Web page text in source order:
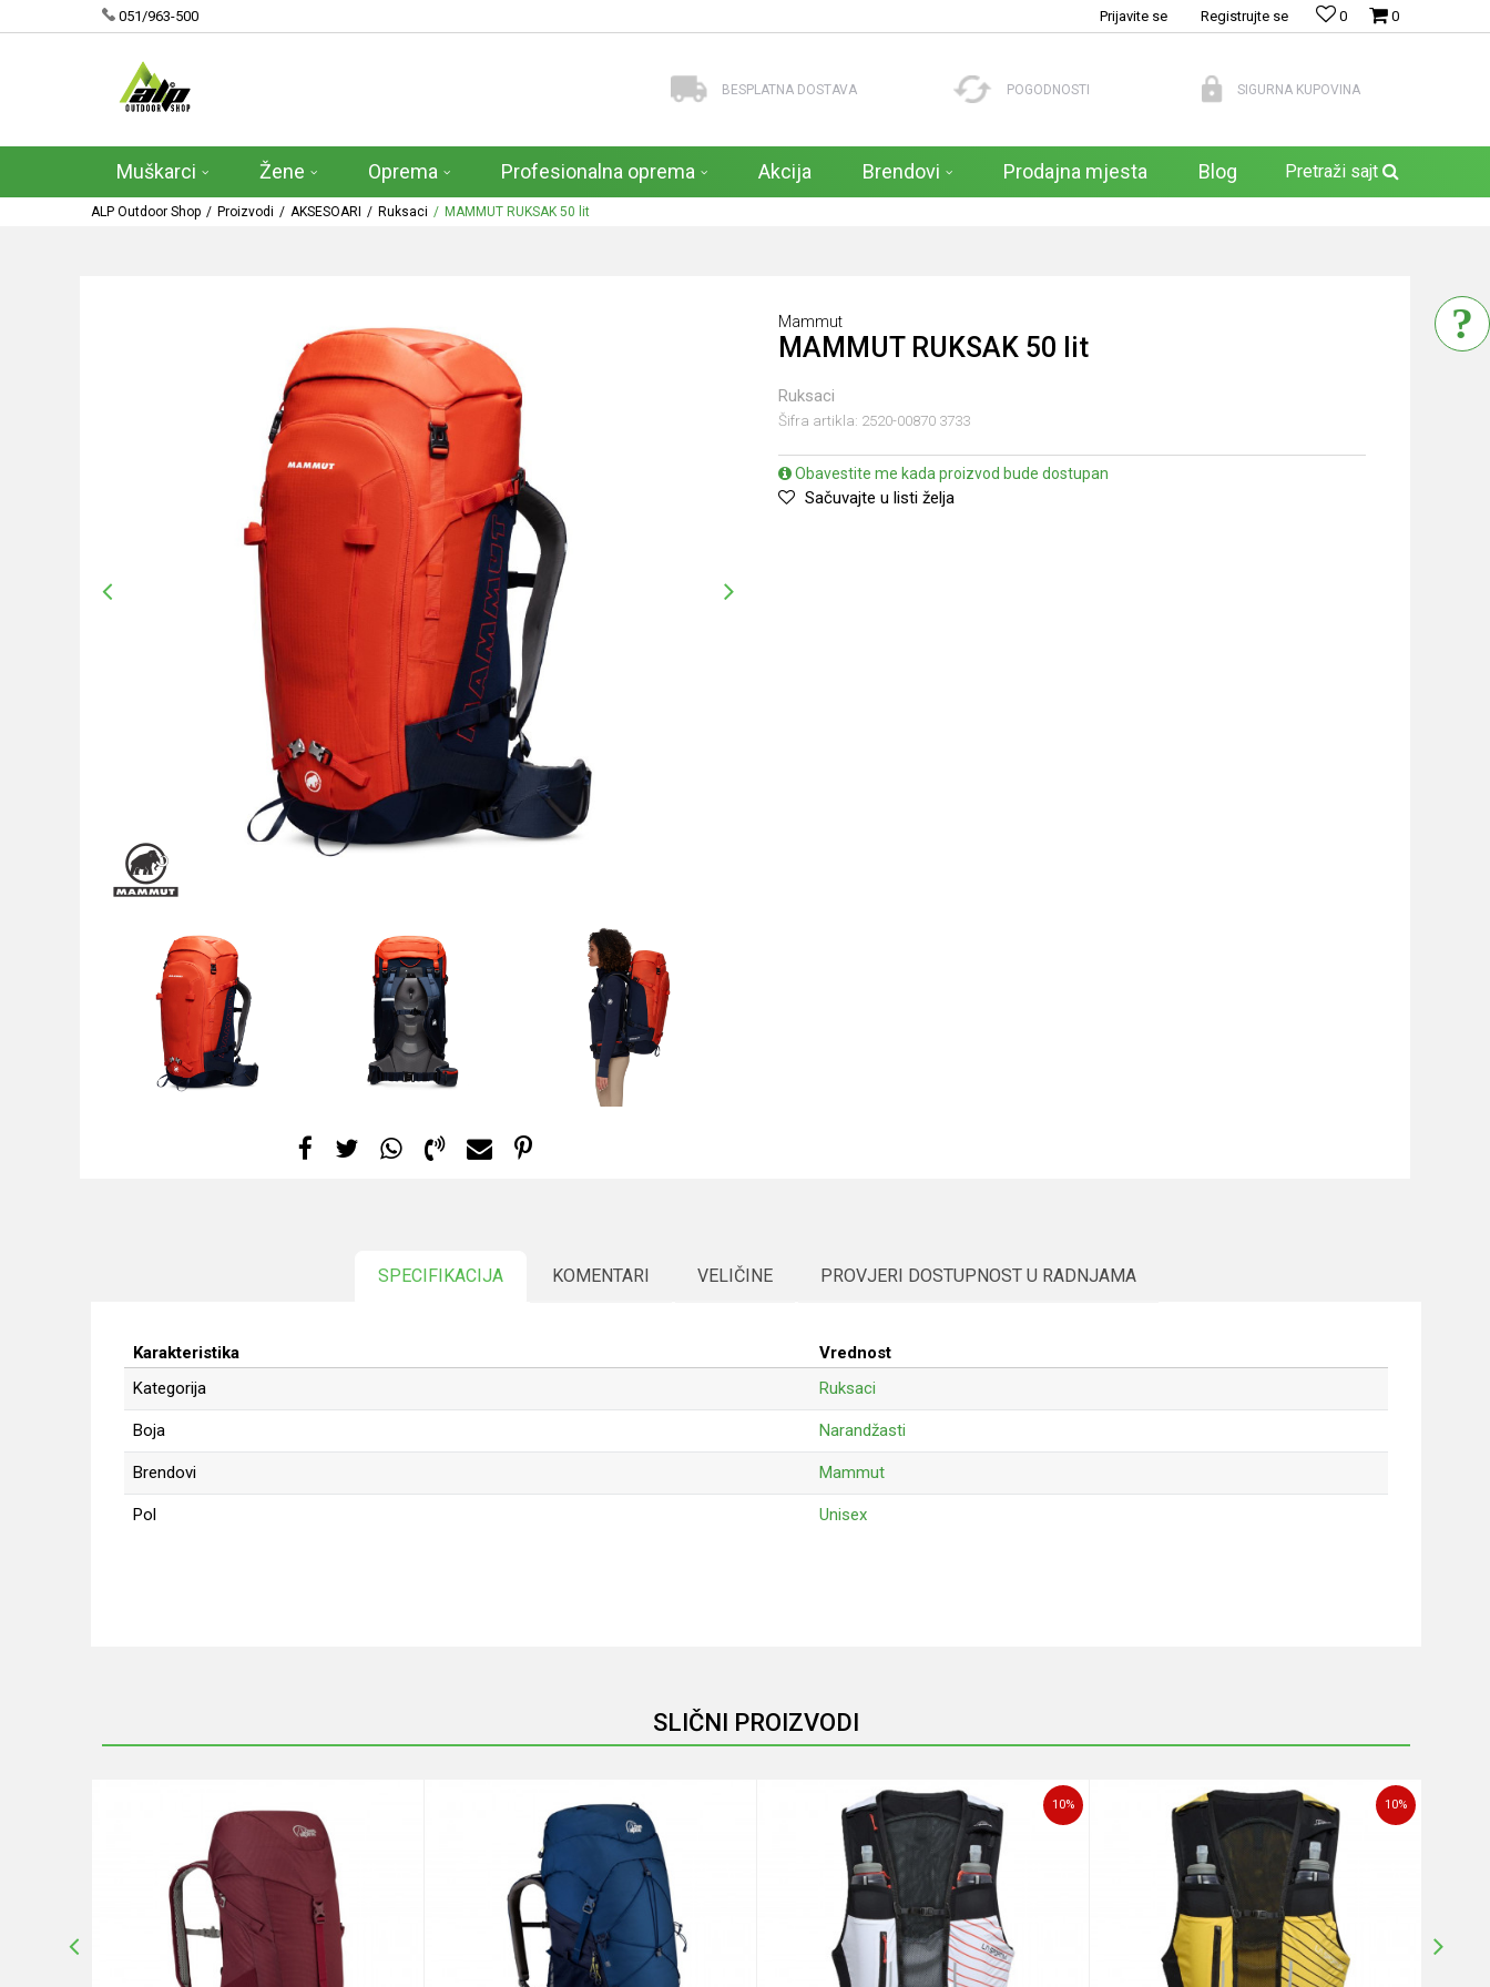
051/963-500 0
0
Prijavite se Registrujte se
BESPLATNA DOSTAVA POGODNOSTI SIGURNA KUPOVINA
Muškarci Žene Oprema Profesionalna oprema Akcija Brendovi Prodajna mjesta Blog Pretraži sajt
ALP Outdoor Shop Proizvodi AKSESOARI Ruksaci MAMMUT RUKSAK 50 lit
Mammut
MAMMUT RUKSAK 50 lit
Ruksaci
Šifra artikla: 2520-00870 3733
Obavestite me kada proizvod bude dostupan
Sačuvajte u listi želja
SPECIFIKACIJA KOMENTARI VELIČINE PROVJERI DOSTUPNOST U RADNJAMA
Karakteristika
Vrednost
Kategorija
Ruksaci
Boja Narandžasti
Brendovi Mammut
Pol Unisex
POŠALJI
SLIČNI PROIZVODI
10% 10%